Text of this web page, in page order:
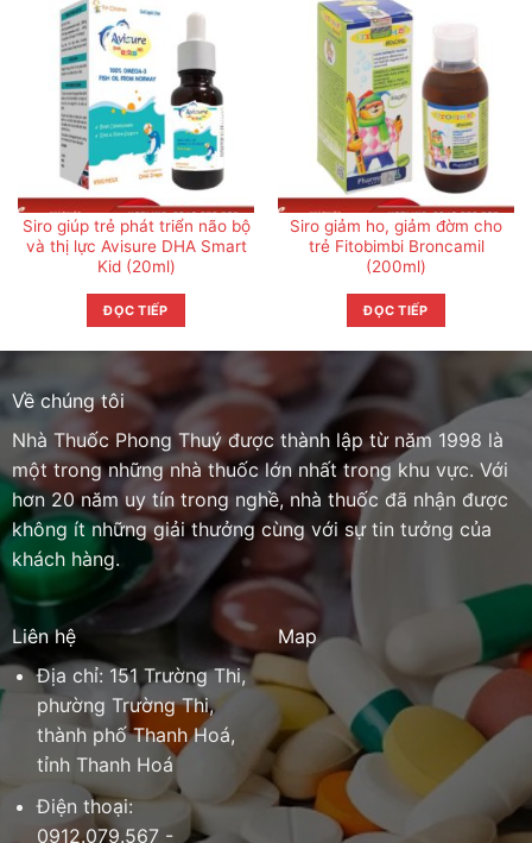
Siro giúp trẻ phát triển não bộ
và thị lực Avisure DHA Smart
Kid (20ml)
ĐỌC TIẾP
Siro giảm ho, giảm đờm cho
trẻ Fitobimbi Broncamil
(200ml)
ĐỌC TIẾP
Về chúng tôi
Nhà Thuốc Phong Thuý được thành lập từ năm 1998 là
một trong những nhà thuốc lớn nhất trong khu vực. Với
hơn 20 năm uy tín trong nghề, nhà thuốc đã nhận được
không ít những giải thưởng cùng với sự tin tưởng của
khách hàng.
Liên hệ
Địa chỉ: 151 Trường Thi,
phường Trường Thi,
thành phố Thanh Hoá,
tỉnh Thanh Hoá
Điện thoại:
0912.079.567 -
Map